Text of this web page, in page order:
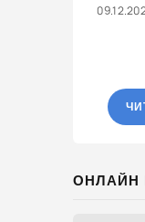
ОНЛАЙН